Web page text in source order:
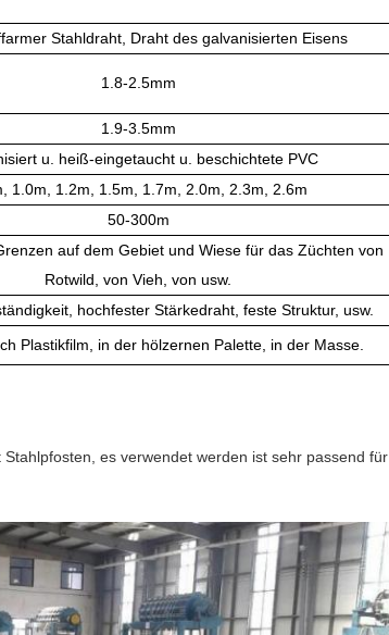
Stahldraht, Draht des galvanisierten Eisens
1.8-2.5mm
1.9-3.5mm
u. heiß-eingetaucht u. beschichtete PVC
1.0m, 1.2m, 1.5m, 1.7m, 2.0m, 2.3m, 2.6m
50-300m
auf dem Gebiet und Wiese für das Züchten von
Rotwild, von Vieh, von usw.
hochfester Stärkedraht, feste Struktur, usw.
Plastikfilm, in der hölzernen Palette, in der Masse.
es verwendet werden ist sehr passend für